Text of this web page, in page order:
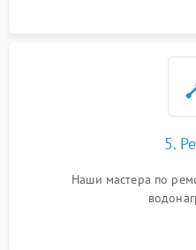
5.
Наши мастера по